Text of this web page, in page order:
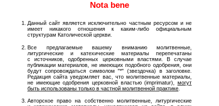
Nota bene
Данный сайт является исключительно частным ресурсом и не
имеет никакого отношения к каким-либо официальным
структурам Католической церкви.
Все предлагаемые вашему вниманию молитвенные,
литургические и катехические материалы перепечатаны
с источников, одобренных церковными властями. В случае
публикации материалов, не имеющих подобного одобрения, они
будут сопровождаться символом "*" (звездочка) в загoловке.
Редакция сайта уведомляет вас, что молитвенные материалы,
не имеющие одобрения церковной властью (imprimatur), могут
быть использованы только в частной молитвенной практике
Авторское право на собственно молитвенные, литургические